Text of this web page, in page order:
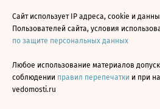
Сайт использует IP адреса, cookie и
Пользователей сайта, условия
по защите персональных данных
Любое использование материалов
соблюдении правил перепечатки и при
vedomosti.ru